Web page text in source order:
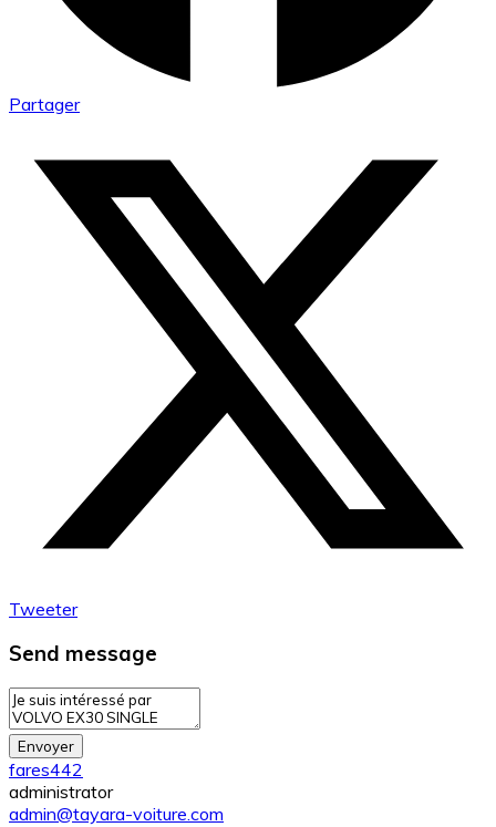
Partager
Tweeter
Send message
Envoyer
fares442
administrator
admin@tayara-voiture.com